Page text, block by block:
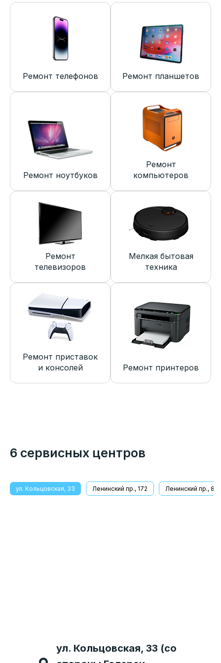
Ремонт телефонов Ремонт планшетов
Ремонт ноутбуков
Ремонт
компьютеров
Ремонт
телевизоров
Мелкая бытовая
техника
Ремонт приставок
и консолей
Ремонт принтеров
6 сервисных центров
ул. Кольцовская, 33 Ленинский пр., 172 Ленинский пр., 8/1
ул. Кольцовская, 33 (со
Ленинский проспект 172
Ленинский проспект 8/1
Московский проспект 70
ул. Домостроителей 13,
от центрального входа в